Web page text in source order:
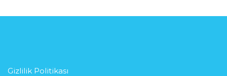
Gizlilik Politikası